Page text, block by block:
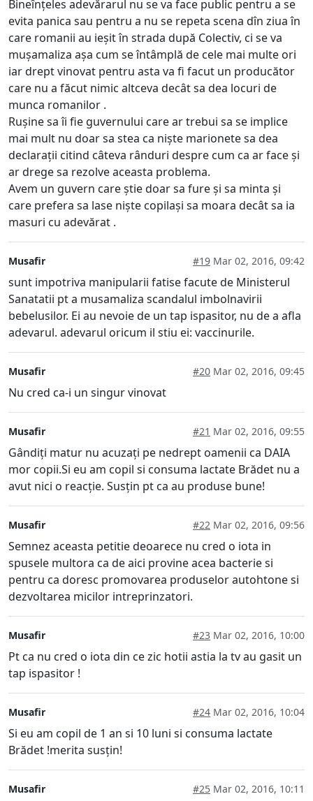
Bineînțeles adevărarul nu se va face public pentru a se
evita panica sau pentru a nu se repeta scena dîn ziua în
care romanii au ieșit în strada după Colectiv, ci se va
mușamaliza așa cum se întâmplă de cele mai multe ori
iar drept vinovat pentru asta va fi facut un producător
care nu a făcut nimic altceva decât sa dea locuri de
munca romanilor .
Rușine sa îi fie guvernului care ar trebui sa se implice
mai mult nu doar sa stea ca niște marionete sa dea
declarații citind câteva rânduri despre cum ca ar face și
ar drege sa rezolve aceasta problema.
Avem un guvern care știe doar sa fure și sa minta și
care prefera sa lase niște copilași sa moara decât sa ia
masuri cu adevărat .
Musafir #19 Mar 02, 2016, 09:42
sunt impotriva manipularii fatise facute de Ministerul
Sanatatii pt a musamaliza scandalul imbolnavirii
bebelusilor. Ei au nevoie de un tap ispasitor, nu de a afla
adevarul. adevarul oricum il stiu ei: vaccinurile.
Musafir #20 Mar 02, 2016, 09:45
Nu cred ca-i un singur vinovat
Musafir #21 Mar 02, 2016, 09:55
Gândiți matur nu acuzați pe nedrept oamenii ca DAIA
mor copii.Si eu am copil si consuma lactate Brădet nu a
avut nici o reacție. Susțin pt ca au produse bune!
Musafir #22 Mar 02, 2016, 09:56
Semnez aceasta petitie deoarece nu cred o iota in
spusele multora ca de aici provine acea bacterie si
pentru ca doresc promovarea produselor autohtone si
dezvoltarea micilor intreprinzatori.
Musafir #23 Mar 02, 2016, 10:00
Pt ca nu cred o iota din ce zic hotii astia la tv au gasit un
tap ispasitor !
Musafir #24 Mar 02, 2016, 10:04
Si eu am copil de 1 an si 10 luni si consuma lactate
Brădet !merita susțin!
Musafir #25 Mar 02, 2016, 10:11